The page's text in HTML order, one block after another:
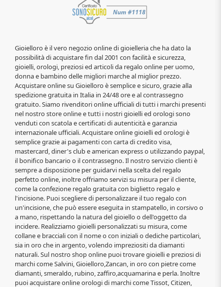
Gioielloro è il vero negozio online di gioielleria che ha dato la
possibilità di acquistare fin dal 2001 con facilità e sicurezza,
gioielli, orologi, preziosi ed articoli da regalo online per uomo,
donna e bambino delle migliori marche al miglior prezzo.
Acquistare online su Gioielloro è semplice e sicuro, grazie alla
spedizione gratuita in Italia in 24/48 ore e al contrassegno
gratuito. Siamo rivenditori online ufficiali di tutti i marchi presenti
nel nostro store online e tutti i nostri gioielli ed orologi sono
venduti con scatola e certificati di autenticità e garanzia
internazionale ufficiali. Acquistare online gioielli ed orologi è
semplice grazie ai pagamenti con carta di credito visa,
mastercard, diner's club e american express o utilizzando paypal,
il bonifico bancario o il contrassegno. Il nostro servizio clienti è
sempre a disposizione per guidarvi nella scelta del regalo
perfetto online, inoltre offriamo servizi su misura per il cliente,
come la confezione regalo gratuita con biglietto regalo e
l'incisione. Puoi scegliere di personalizzare il tuo regalo con
un'incisione, che può essere eseguita in stampatello, in corsivo o
a mano, rispettando la natura del gioiello o dell'oggetto da
incidere. Realizziamo gioielli personalizzati su misura, come
collane e bracciali con il nome o con iniziali o dediche particolari,
sia in oro che in argento, volendo impreziositi da diamanti
naturali. Sul nostro shop online puoi trovare gioielli e preziosi di
marchi come Salvini, Gioielloro,Zancan, in oro con pietre come
diamanti, smeraldo, rubino, zaffiro,acquamarina e perla. Inoltre
puoi acquistare online orologi di marchi come Tissot, Citizen,